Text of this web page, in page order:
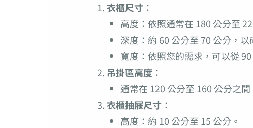
衣櫃尺寸 ：
高度：依照通常在 180 公分至
深度：約 60 公分至 70 公分，以
寬度：依照您的需求，可以從 90
吊掛區高度 ：
通常在 120 公分至 160 公分之
衣櫃抽屜尺寸 ：
高度：約 10 公分至 15 公分。